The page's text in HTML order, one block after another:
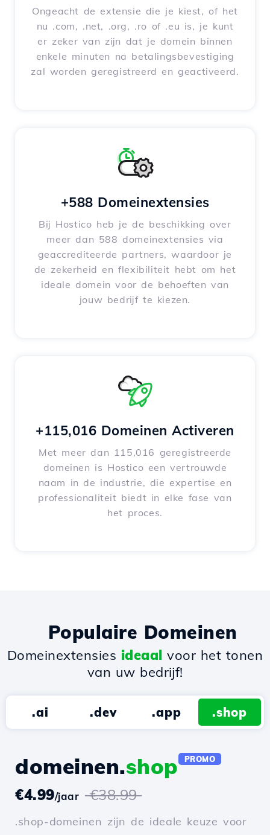
Ongeacht de extensie die je kiest, of het
nu .com, .net, .org, .ro of .eu is, je kunt
er zeker van zijn dat je domein binnen
enkele minuten na betalingsbevestiging
zal worden geregistreerd en geactiveerd.
+588 Domeinextensies
Bij Hostico heb je de beschikking over
meer dan 588 domeinextensies via
geaccrediteerde partners, waardoor je
de zekerheid en flexibiliteit hebt om het
ideale domein voor de behoeften van
jouw bedrijf te kiezen.
+115,016 Domeinen Activeren
Met meer dan 115,016 geregistreerde
domeinen is Hostico een vertrouwde
naam in de industrie, die expertise en
professionaliteit biedt in elke fase van
het proces.
Populaire Domeinen
Domeinextensies ideaal voor het tonen
van uw bedrijf!
.ai .dev .app .shop
domeinen.shop PROMO
€4.99/jaar €38.99
.shop-domeinen zijn de ideale keuze voor